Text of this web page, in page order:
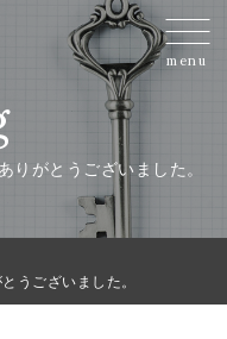
menu
りがとうございました。
うございました。